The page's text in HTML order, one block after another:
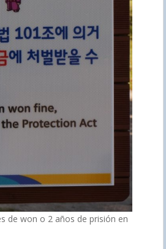
de won o 2 años de prisión en